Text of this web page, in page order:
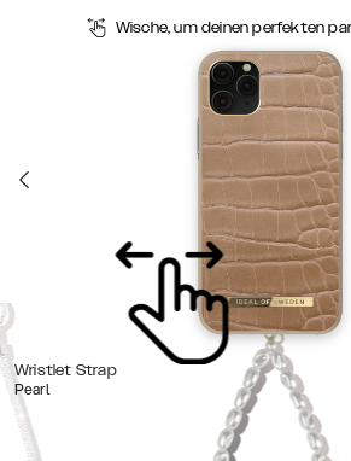
Wische, um deinen perfekten
Wristlet Strap
Pearl